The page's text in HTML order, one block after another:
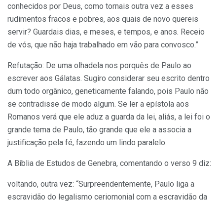
conhecidos por Deus, como tornais outra vez a esses
rudimentos fracos e pobres, aos quais de novo quereis
servir? Guardais dias, e meses, e tempos, e anos. Receio
de vós, que não haja trabalhado em vão para convosco.”
Refutação: De uma olhadela nos porquês de Paulo ao
escrever aos Gálatas. Sugiro considerar seu escrito dentro
dum todo orgânico, geneticamente falando, pois Paulo não
se contradisse de modo algum. Se ler a epístola aos
Romanos verá que ele aduz a guarda da lei, aliás, a lei foi o
grande tema de Paulo, tão grande que ele a associa a
justificação pela fé, fazendo um lindo paralelo.
A Bíblia de Estudos de Genebra, comentando o verso 9 diz:
voltando, outra vez: “Surpreendentemente, Paulo liga a
escravidão do legalismo ceriomonial com a escravidão da